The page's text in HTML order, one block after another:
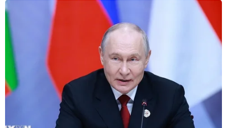
Tăng cường
05/08/2026 13:30
Hơn 100 người thiệt mạng trong mùa
mưa khốc liệt ở Ấn Độ
05/08/2026 09:39
Trung Quốc phóng thành công hai